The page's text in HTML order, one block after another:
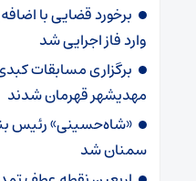
برخورد قضایی با
وارد فاز اجرایی شد
برگزاری مسابقات
مهدیشهر قهرمان شدند
«شاه‌حسینی» رئیس
سمنان شد